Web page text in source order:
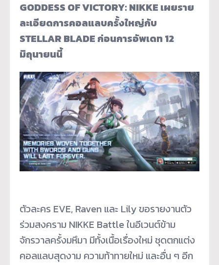
GODDESS OF VICTORY: NIKKE เผยราย
ละเอียดการคอลแลบครั้งใหญ่กับ
STELLAR BLADE ก่อนการอัพเดท 12
มิถุนายนนี้
ตัวละคร EVE, Raven และ Lily ขอรายงานตัว
ร่วมสงคราม NIKKE Battle ในอีเวนต์ข้าม
จักรวาลครั้งมหึมา มีทั้งเนื้อเรื่องใหม่ ชุดตกแต่ง
คอลแลบสุดงาม ความท้าทายใหม่ และอื่น ๆ อีก